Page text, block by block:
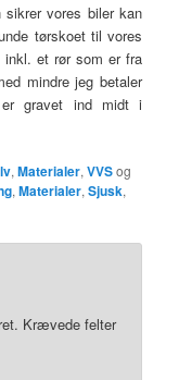
vores biler kan
tørskoet til vores
inkl. et rør som er fra
mindre jeg betaler
gravet ind midt i
,Materialer,VVSog
,Materialer,Sjusk,
Krævede felter